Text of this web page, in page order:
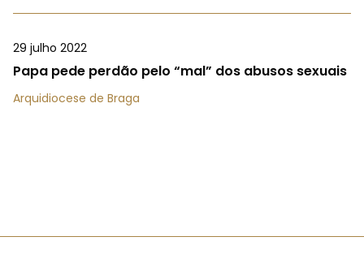
29 julho 2022
Papa pede perdão pelo “mal” dos abusos sexuais
Arquidiocese de Braga